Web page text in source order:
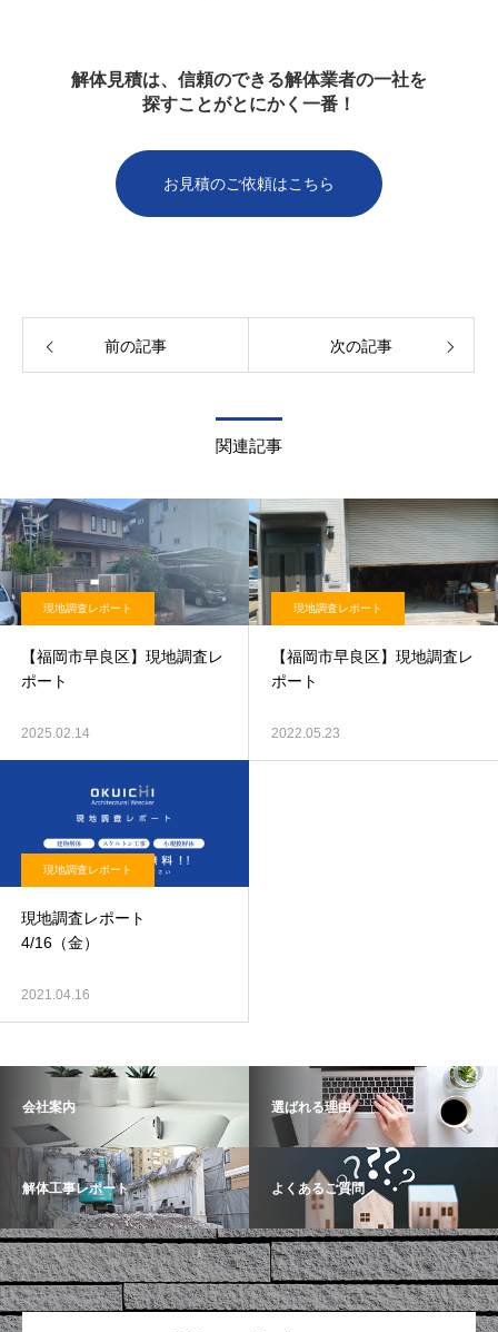
解体見積は、信頼のできる解体業者の一社を
探すことがとにかく一番！
お見積のご依頼はこちら
前の記事 次の記事
関連記事
現地調査レポート
【福岡市早良区】現地調査レ
ポート
2025.02.14
現地調査レポート
【福岡市早良区】現地調査レ
ポート
2022.05.23
現地調査レポート
現地調査レポート
4/16（金）
2021.04.16
会社案内 選ばれる理由
解体工事レポート よくあるご質問